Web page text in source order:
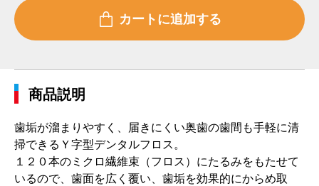
商品説明
歯垢が溜まりやすく、届きにくい奥歯の歯間も手軽に清
掃できるＹ字型デンタルフロス。
１２０本のミクロ繊維束（フロス）にたるみをもたせて
いるので、歯面を広く覆い、歯垢を効果的にからめ取